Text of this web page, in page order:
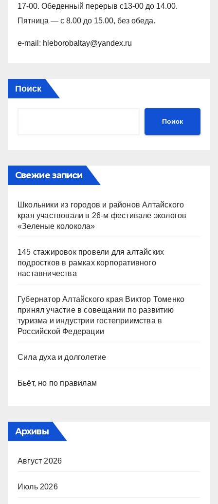
17-00. Обеденный перерыв с13-00 до 14.00.
Пятница — с 8.00 до 15.00, без обеда.
e-mail: hleborobaltay@yandex.ru
Поиск
Поиск
Свежие записи
Школьники из городов и районов Алтайского
края участвовали в 26-м фестивале экологов
«Зеленые колокола»
145 стажировок провели для алтайских
подростков в рамках корпоративного
наставничества
Губернатор Алтайского края Виктор Томенко
принял участие в совещании по развитию
туризма и индустрии гостеприимства в
Российской Федерации
Сила духа и долголетие
Бьёт, но по правилам
Архивы
Август 2026
Июль 2026